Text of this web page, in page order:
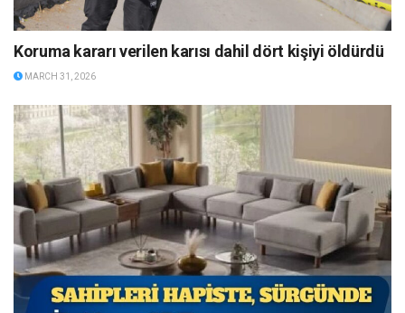
Koruma kararı verilen karısı dahil dört kişiyi öldürdü
MARCH 31, 2026